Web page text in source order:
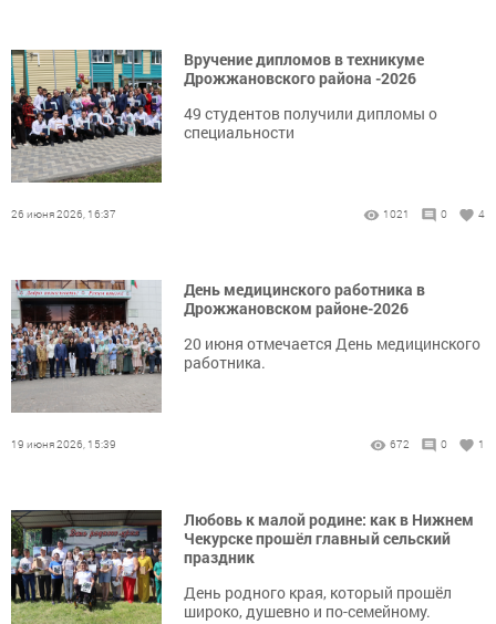
Вручение дипломов в техникуме
Дрожжановского района -2026
49 студентов получили дипломы о
специальности
26 июня 2026, 16:37 1021 0 4
День медицинского работника в
Дрожжановском районе-2026
20 июня отмечается День медицинского
работника.
19 июня 2026, 15:39 672 0 1
Любовь к малой родине: как в Нижнем
Чекурске прошёл главный сельский
праздник
День родного края, который прошёл
широко, душевно и по-семейному.